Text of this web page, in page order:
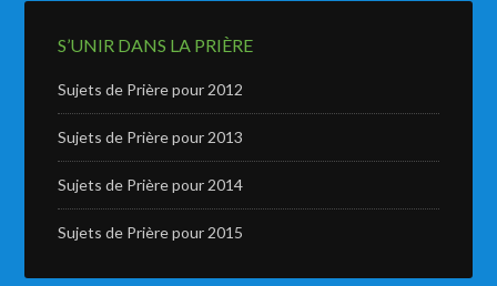
S’UNIR DANS LA PRIÈRE
Sujets de Prière pour 2012
Sujets de Prière pour 2013
Sujets de Prière pour 2014
Sujets de Prière pour 2015